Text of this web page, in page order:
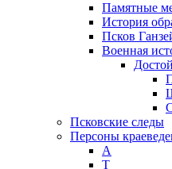
Памятные
История
Псков
Военная
Псковские следы
Персоны
А
T